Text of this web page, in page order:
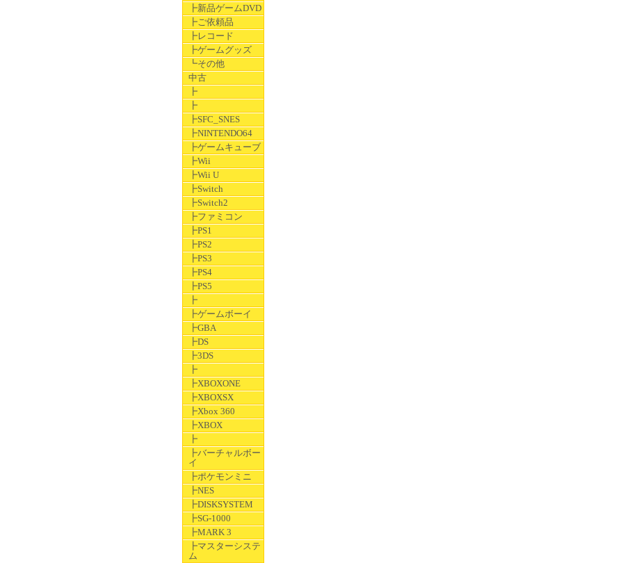
┣新品ゲームDVD
┣ご依頼品
┣レコード
┣ゲームグッズ
┗その他
中古
┣
┣
┣SFC_SNES
┣NINTENDO64
┣ゲームキューブ
┣Wii
┣Wii U
┣Switch
┣Switch2
┣ファミコン
┣PS1
┣PS2
┣PS3
┣PS4
┣PS5
┣
┣ゲームボーイ
┣GBA
┣DS
┣3DS
┣
┣XBOXONE
┣XBOXSX
┣Xbox 360
┣XBOX
┣
┣バーチャルボー
イ
┣ポケモンミニ
┣NES
┣DISKSYSTEM
┣SG-1000
┣MARK 3
┣マスターシステ
ム